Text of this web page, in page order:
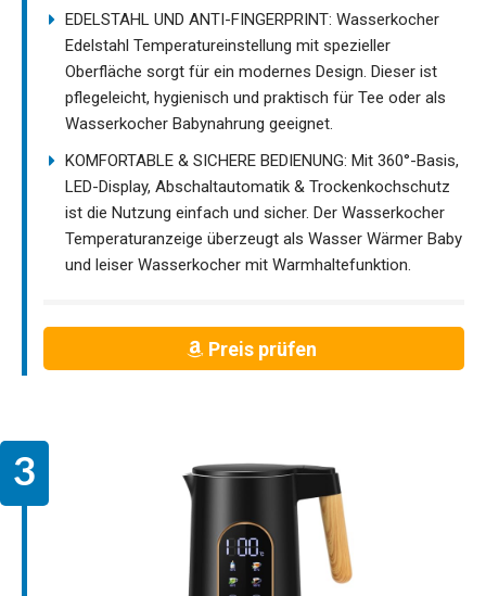
EDELSTAHL UND ANTI-FINGERPRINT: Wasserkocher
Edelstahl Temperatureinstellung mit spezieller
Oberfläche sorgt für ein modernes Design. Dieser ist
pflegeleicht, hygienisch und praktisch für Tee oder als
Wasserkocher Babynahrung geeignet.
KOMFORTABLE & SICHERE BEDIENUNG: Mit 360°-Basis,
LED-Display, Abschaltautomatik & Trockenkochschutz
ist die Nutzung einfach und sicher. Der Wasserkocher
Temperaturanzeige überzeugt als Wasser Wärmer Baby
und leiser Wasserkocher mit Warmhaltefunktion.
Preis prüfen